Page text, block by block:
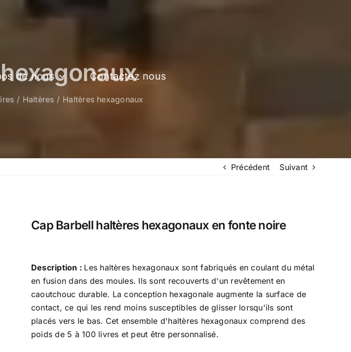
de nous Contactez nous
Haltères Haltères hexagonaux
Précédent Suivant
Cap Barbell haltères hexagonaux en fonte noire
Description : Les haltères hexagonaux sont fabriqués en coulant du métal
en fusion dans des moules. Ils sont recouverts d'un revêtement en
caoutchouc durable. La conception hexagonale augmente la surface de
contact, ce qui les rend moins susceptibles de glisser lorsqu'ils sont
placés vers le bas. Cet ensemble d'haltères hexagonaux comprend des
poids de 5 à 100 livres et peut être personnalisé.